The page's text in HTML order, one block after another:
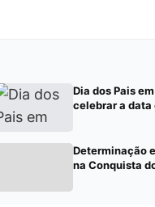
Dia dos Pais
celebrar a data
Determinação
na Conquista